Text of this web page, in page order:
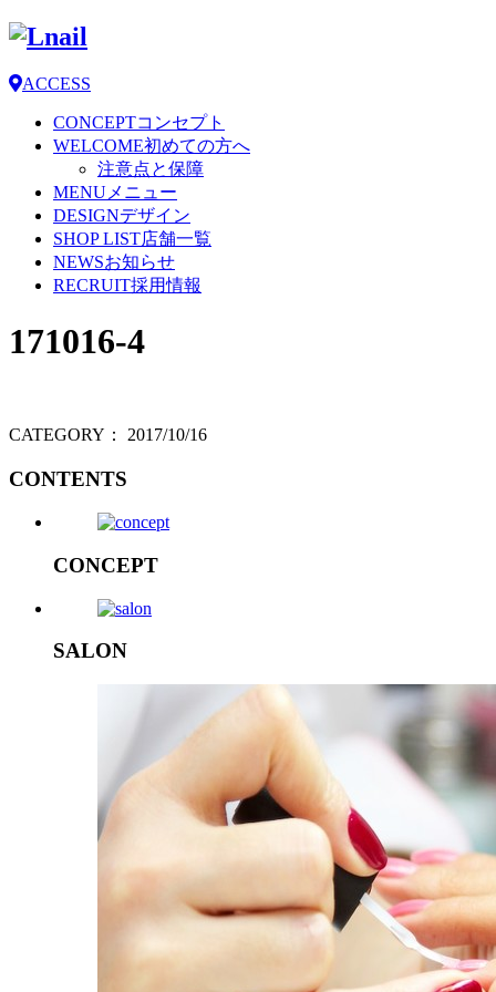
ACCESS
CONCEPTコンセプト
WELCOME初めての方へ
注意点と保障
MENU メニュー
DESIGNデザイン
SHOP LIST店舗一覧
NEWSお知らせ
RECRUIT採用情報
171016-4
CATEGORY： 2017/10/16
CONTENTS
CONCEPT
SALON